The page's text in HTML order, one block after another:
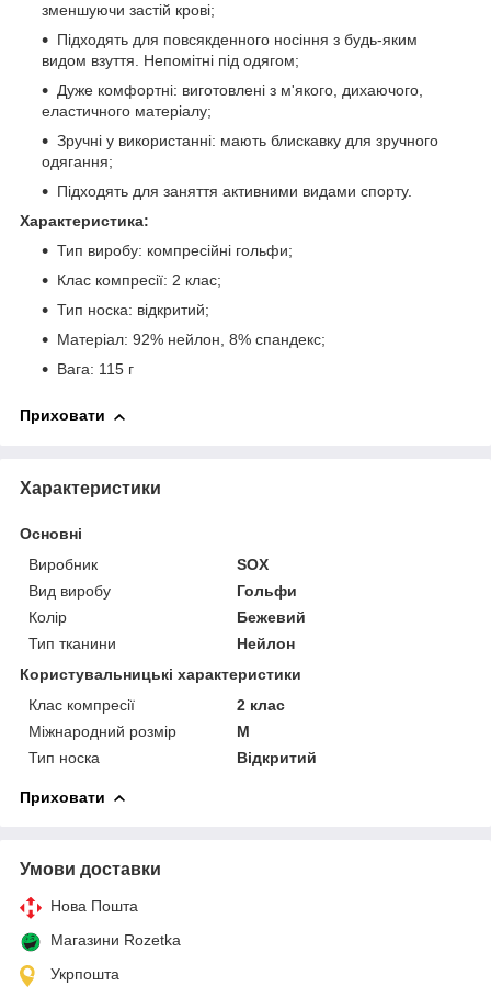
зменшуючи застій крові;
Підходять для повсякденного носіння з будь-яким
видом взуття. Непомітні під одягом;
Дуже комфортні: виготовлені з м'якого, дихаючого,
еластичного матеріалу;
Зручні у використанні: мають блискавку для зручного
одягання;
Підходять для заняття активними видами спорту.
Характеристика:
Тип виробу: компресійні гольфи;
Клас компресії: 2 клас;
Тип носка: відкритий;
Матеріал: 92% нейлон, 8% спандекс;
Вага: 115 г
Приховати
Характеристики
Основні
Виробник
SOX
Вид виробу
Гольфи
Колір
Бежевий
Тип тканини
Нейлон
Користувальницькі характеристики
Клас компресії
2 клас
Міжнародний розмір
M
Тип носка
Відкритий
Приховати
Умови доставки
Нова Пошта
Магазини Rozetka
Укрпошта